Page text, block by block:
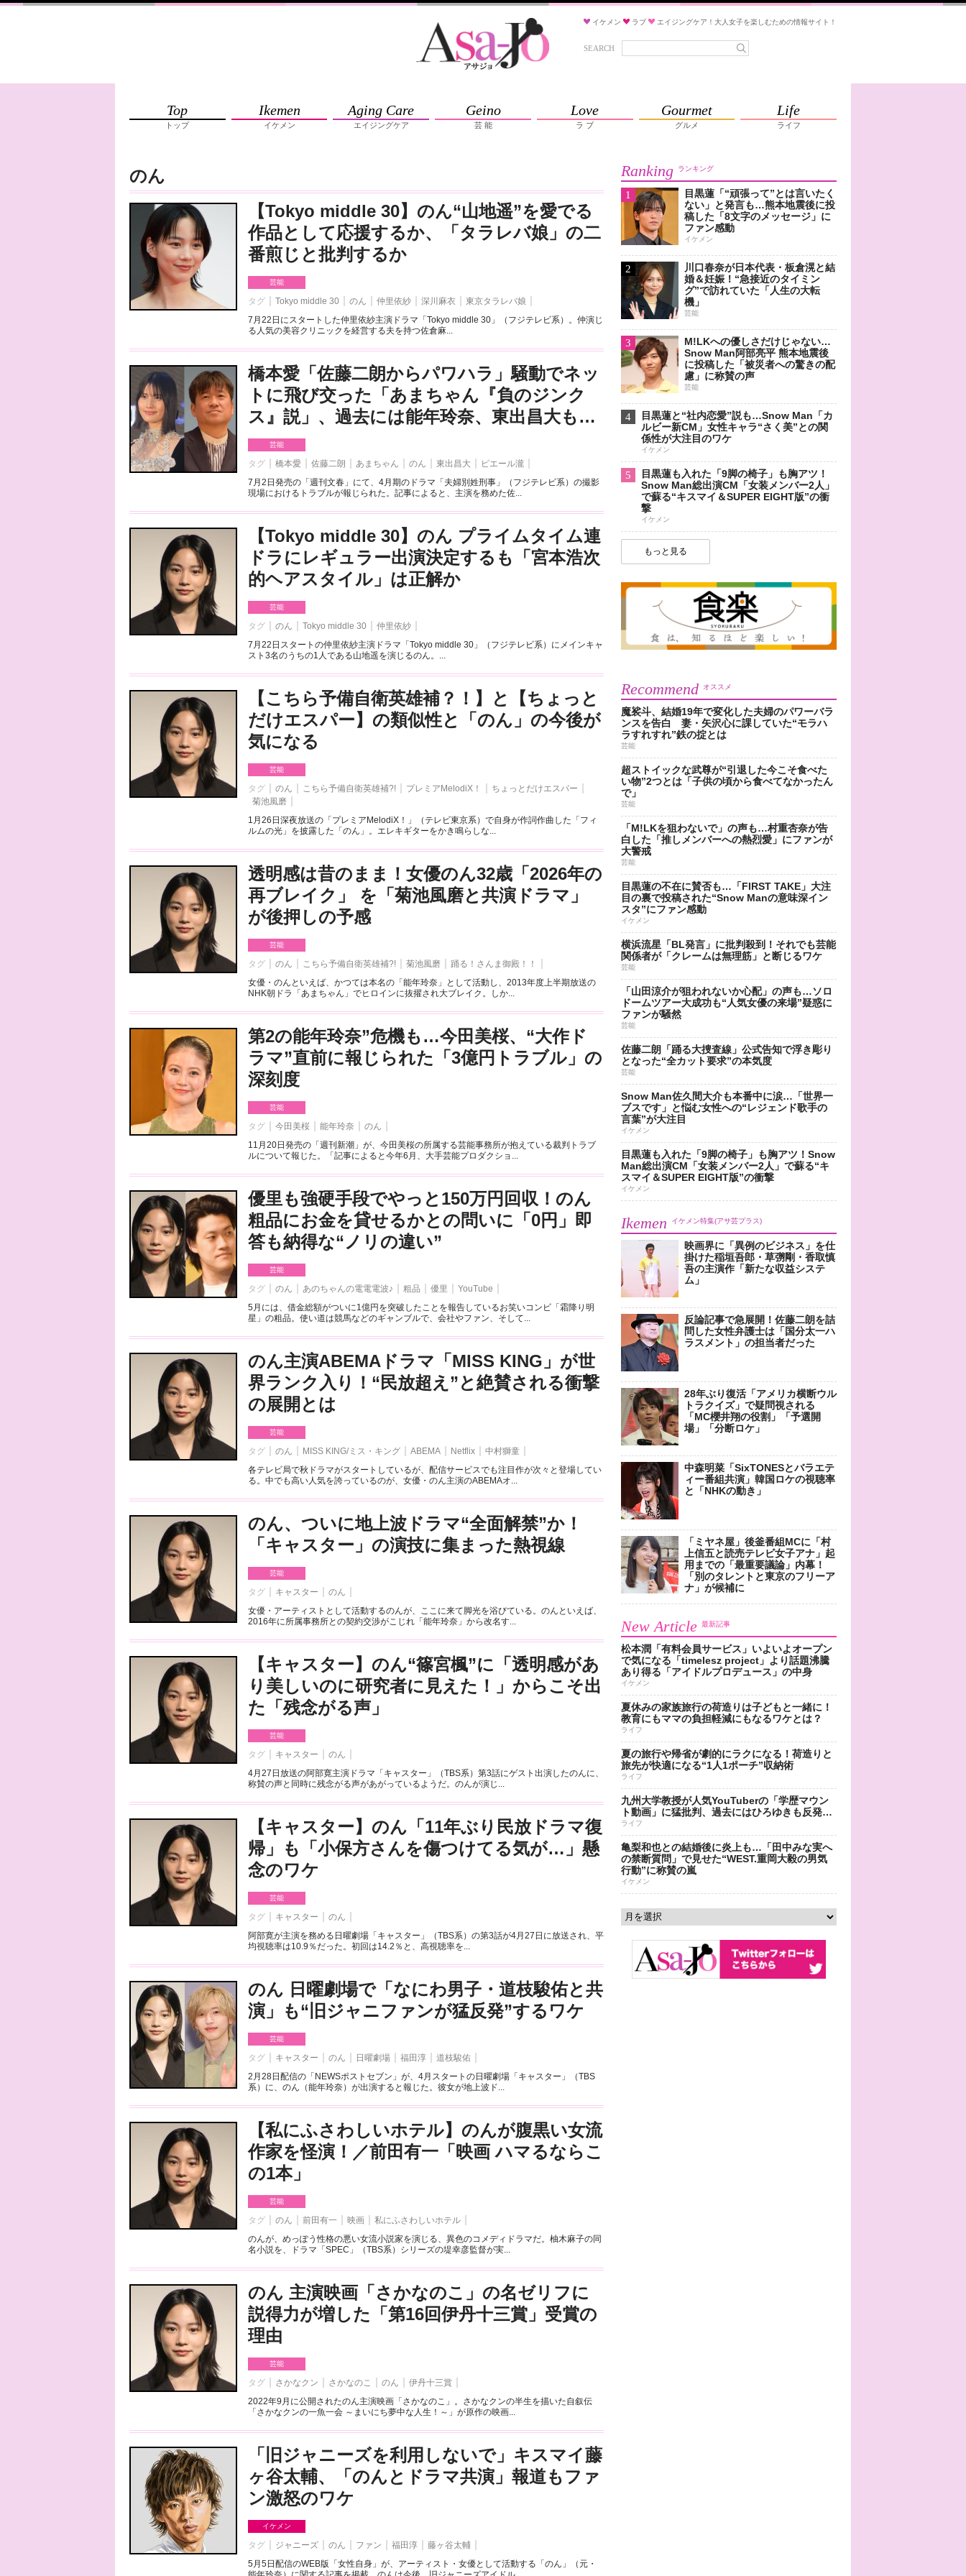
イケメン ラブ エイジングケア！大人女子を楽しむための情報サイト！
SEARCH
Top
トップ
Ikemen
イケメン
Aging Care
エイジングケア
Geino
芸 能
Love
ラ ブ
Gourmet
グルメ
Life
ライフ
のん
【Tokyo middle 30】のん“山地遥”を愛でる
作品として応援するか、「タラレバ娘」の二
番煎じと批判するか
芸能
タグ Tokyo middle 30 のん 仲里依紗 深川麻衣
東京タラレバ娘
7月22日にスタートした仲里依紗主演ドラマ「Tokyo middle 30」（フジテレビ系）。仲演じ
る人気の美容クリニックを経営する夫を持つ佐倉麻...
橋本愛「佐藤二朗からパワハラ」騒動でネッ
トに飛び交った「あまちゃん『負のジンク
ス』説」、過去には能年玲奈、東出昌大も…
芸能
タグ 橋本愛 佐藤二朗 あまちゃん のん 東出昌大
ピエール瀧
7月2日発売の「週刊文春」にて、4月期のドラマ「夫婦別姓刑事」（フジテレビ系）の撮影
現場におけるトラブルが報じられた。記事によると、主演を務めた佐...
【Tokyo middle 30】のん プライムタイム連
ドラにレギュラー出演決定するも「宮本浩次
的ヘアスタイル」は正解か
芸能
タグ のん Tokyo middle 30
仲里依紗
7月22日スタートの仲里依紗主演ドラマ「Tokyo middle 30」（フジテレビ系）にメインキャ
スト3名のうちの1人である山地遥を演じるのん。...
【こちら予備自衛英雄補？！】と【ちょっと
だけエスパー】の類似性と「のん」の今後が
気になる
芸能
タグ のん こちら予備自衛英雄補?! プレミアMelodiX！
ちょっとだけエスパー
菊池風磨
1月26日深夜放送の「プレミアMelodiX！」（テレビ東京系）で自身が作詞作曲した「フィ
ルムの光」を披露した「のん」。エレキギターをかき鳴らしな...
透明感は昔のまま！女優のん32歳「2026年の
再ブレイク」 を「菊池風磨と共演ドラマ」
が後押しの予感
芸能
タグ のん こちら予備自衛英雄補?! 菊池風磨
踊る！さんま御殿！！
女優・のんといえば、かつては本名の「能年玲奈」として活動し、2013年度上半期放送の
NHK朝ドラ「あまちゃん」でヒロインに抜擢され大ブレイク。しか...
第2の能年玲奈”危機も…今田美桜、“大作ド
ラマ”直前に報じられた「3億円トラブル」の
深刻度
芸能
タグ 今田美桜 能年玲奈
のん
11月20日発売の「週刊新潮」が、今田美桜の所属する芸能事務所が抱えている裁判トラブ
ルについて報じた。「記事によると今年6月、大手芸能プロダクショ...
優里も強硬手段でやっと150万円回収！のん
粗品にお金を貸せるかとの問いに「0円」即
答も納得な“ノリの違い”
芸能
タグ のん あのちゃんの電電電波♪ 粗品 優里
YouTube
5月には、借金総額がついに1億円を突破したことを報告しているお笑いコンビ「霜降り明
星」の粗品。使い道は競馬などのギャンブルで、会社やファン、そして...
のん主演ABEMAドラマ「MISS KING」が世
界ランク入り！“民放超え”と絶賛される衝撃
の展開とは
芸能
タグ のん MISS KING/ミス・キング ABEMA Netflix
中村獅童
各テレビ局で秋ドラマがスタートしているが、配信サービスでも注目作が次々と登場してい
る。中でも高い人気を誇っているのが、女優・のん主演のABEMAオ...
のん、ついに地上波ドラマ“全面解禁”か！
「キャスター」の演技に集まった熱視線
芸能
タグ キャスター
のん
女優・アーティストとして活動するのんが、ここに来て脚光を浴びている。のんといえば、
2016年に所属事務所との契約交渉がこじれ「能年玲奈」から改名す...
【キャスター】のん“篠宮楓”に「透明感があ
り美しいのに研究者に見えた！」からこそ出
た「残念がる声」
芸能
タグ キャスター
のん
4月27日放送の阿部寛主演ドラマ「キャスター」（TBS系）第3話にゲスト出演したのんに、
称賛の声と同時に残念がる声があがっているようだ。のんが演じ...
【キャスター】のん「11年ぶり民放ドラマ復
帰」も「小保方さんを傷つけてる気が…」懸
念のワケ
芸能
タグ キャスター
のん
阿部寛が主演を務める日曜劇場「キャスター」（TBS系）の第3話が4月27日に放送され、平
均視聴率は10.9％だった。初回は14.2％と、高視聴率を...
のん 日曜劇場で「なにわ男子・道枝駿佑と共
演」も“旧ジャニファンが猛反発”するワケ
芸能
タグ キャスター のん 日曜劇場 福田淳
道枝駿佑
2月28日配信の「NEWSポストセブン」が、4月スタートの日曜劇場「キャスター」（TBS
系）に、のん（能年玲奈）が出演すると報じた。彼女が地上波ド...
【私にふさわしいホテル】のんが腹黒い女流
作家を怪演！／前田有一「映画 ハマるならこ
の1本」
芸能
タグ のん 前田有一 映画
私にふさわしいホテル
のんが、めっぽう性格の悪い女流小説家を演じる、異色のコメディドラマだ。柚木麻子の同
名小説を、ドラマ「SPEC」（TBS系）シリーズの堤幸彦監督が実...
のん 主演映画「さかなのこ」の名ゼリフに
説得力が増した「第16回伊丹十三賞」受賞の
理由
芸能
タグ さかなクン さかなのこ のん
伊丹十三賞
2022年9月に公開されたのん主演映画「さかなのこ」。さかなクンの半生を描いた自叙伝
「さかなクンの一魚一会 ～まいにち夢中な人生！～」が原作の映画...
「旧ジャニーズを利用しないで」キスマイ藤
ヶ谷太輔、「のんとドラマ共演」報道もファ
ン激怒のワケ
イケメン
タグ ジャニーズ のん ファン 福田淳
藤ヶ谷太輔
5月5日配信のWEB版「女性自身」が、アーティスト・女優として活動する「のん」（元・
Ranking ランキング
1
目黒蓮「“頑張って”とは言いたく
ない」と発言も…熊本地震後に投
稿した「8文字のメッセージ」に
ファン感動
イケメン
2
川口春奈が日本代表・板倉滉と結
婚＆妊娠！“急接近のタイミン
グ”で訪れていた「人生の大転
機」
芸能
3
M!LKへの優しさだけじゃない…
Snow Man阿部亮平 熊本地震後
に投稿した「被災者への驚きの配
慮」に称賛の声
芸能
4
目黒蓮と“社内恋愛”説も…Snow Man「カ
ルビー新CM」女性キャラ“さく美”との関
係性が大注目のワケ
イケメン
5
目黒蓮も入れた「9脚の椅子」も胸アツ！
Snow Man総出演CM「女装メンバー2人」
で蘇る“キスマイ＆SUPER EIGHT版”の衝
撃
イケメン
もっと見る
Recommend オススメ
魔裟斗、結婚19年で変化した夫婦のパワーバラ
ンスを告白 妻・矢沢心に課していた“モラハ
ラすれすれ”鉄の掟とは
芸能
超ストイックな武尊が“引退した今こそ食べた
い物”2つとは「子供の頃から食べてなかったん
で」
芸能
「M!LKを狙わないで」の声も…村重杏奈が告
白した「推しメンバーへの熱烈愛」にファンが
大警戒
芸能
目黒蓮の不在に賛否も…「FIRST TAKE」大注
目の裏で投稿された“Snow Manの意味深イン
スタ”にファン感動
イケメン
横浜流星「BL発言」に批判殺到！それでも芸能
関係者が「クレームは無理筋」と断じるワケ
芸能
「山田涼介が狙われないか心配」の声も…ソロ
ドームツアー大成功も“人気女優の来場”疑惑に
ファンが騒然
芸能
佐藤二朗「踊る大捜査線」公式告知で浮き彫り
となった“全カット要求”の本気度
芸能
Snow Man佐久間大介も本番中に涙…「世界一
ブスです」と悩む女性への“レジェンド歌手の
言葉”が大注目
イケメン
目黒蓮も入れた「9脚の椅子」も胸アツ！Snow
Man総出演CM「女装メンバー2人」で蘇る“キ
スマイ＆SUPER EIGHT版”の衝撃
イケメン
Ikemen イケメン特集(アサ芸プラス)
映画界に「異例のビジネス」を仕
掛けた稲垣吾郎・草彅剛・香取慎
吾の主演作「新たな収益システ
ム」
反論記事で急展開！佐藤二朗を詰
問した女性弁護士は「国分太一ハ
ラスメント」の担当者だった
28年ぶり復活「アメリカ横断ウル
トラクイズ」で疑問視される
「MC櫻井翔の役割」「予選開
場」「分断ロケ」
中森明菜「SixTONESとバラエテ
ィー番組共演」韓国ロケの視聴率
と「NHKの動き」
「ミヤネ屋」後釜番組MCに「村
上信五と読売テレビ女子アナ」起
用までの「最重要議論」内幕！
「別のタレントと東京のフリーア
ナ」が候補に
New Article 最新記事
松本潤「有料会員サービス」いよいよオープン
で気になる「timelesz project」より話題沸騰
あり得る「アイドルプロデュース」の中身
イケメン
夏休みの家族旅行の荷造りは子どもと一緒に！
教育にもママの負担軽減にもなるワケとは？
ライフ
夏の旅行や帰省が劇的にラクになる！荷造りと
旅先が快適になる“1人1ポーチ”収納術
ライフ
九州大学教授が人気YouTuberの「学歴マウン
ト動画」に猛批判、過去にはひろゆきも反発…
ライフ
亀梨和也との結婚後に炎上も…「田中みな実へ
の禁断質問」で見せた“WEST.重岡大毅の男気
行動”に称賛の嵐
イケメン